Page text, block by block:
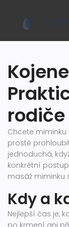
rodiče
Chcete
prostě
jednoduchá,
konkrétní
masáž miminku
Kdy a
Nejlepší čas je,
po krmení ani